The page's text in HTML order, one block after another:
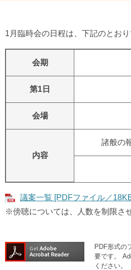
1月臨時会の日程は、下記のとおり
会期
第1日
会場
内容
諸般の
議案一覧 [PDFファイル／
※傍聴については、人数を制限さ
PDF形式の
要です。
ください。